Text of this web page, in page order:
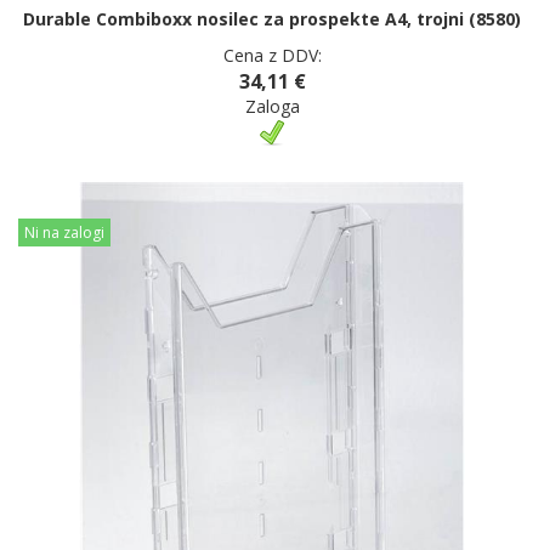
Durable Combiboxx nosilec za prospekte A4, trojni (8580)
Cena z DDV:
34,11 €
Zaloga
Ni na zalogi